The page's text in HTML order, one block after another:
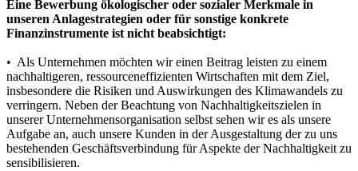
Eine Bewerbung ökologischer oder sozialer Merkmale in
unseren Anlagestrategien oder für sonstige konkrete
Finanzinstrumente ist nicht beabsichtigt:
• Als Unternehmen möchten wir einen Beitrag leisten zu einem
nachhaltigeren, ressourceneffizienten Wirtschaften mit dem Ziel,
insbesondere die Risiken und Auswirkungen des Klimawandels zu
verringern. Neben der Beachtung von Nachhaltigkeitszielen in
unserer Unternehmensorganisation selbst sehen wir es als unsere
Aufgabe an, auch unsere Kunden in der Ausgestaltung der zu uns
bestehenden Geschäftsverbindung für Aspekte der Nachhaltigkeit zu
sensibilisieren.